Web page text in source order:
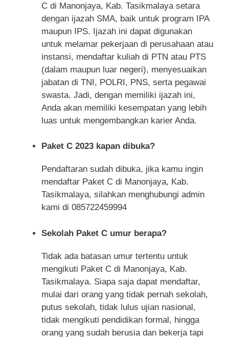
C di Manonjaya, Kab. Tasikmalaya setara
dengan ijazah SMA, baik untuk program IPA
maupun IPS. Ijazah ini dapat digunakan
untuk melamar pekerjaan di perusahaan atau
instansi, mendaftar kuliah di PTN atau PTS
(dalam maupun luar negeri), menyesuaikan
jabatan di TNI, POLRI, PNS, serta pegawai
swasta. Jadi, dengan memiliki ijazah ini,
Anda akan memiliki kesempatan yang lebih
luas untuk mengembangkan karier Anda.
Paket C 2023 kapan dibuka?
Pendaftaran sudah dibuka, jika kamu ingin
mendaftar Paket C di Manonjaya, Kab.
Tasikmalaya, silahkan menghubungi admin
kami di 085722459994
Sekolah Paket C umur berapa?
Tidak ada batasan umur tertentu untuk
mengikuti Paket C di Manonjaya, Kab.
Tasikmalaya. Siapa saja dapat mendaftar,
mulai dari orang yang tidak pernah sekolah,
putus sekolah, tidak lulus ujian nasional,
tidak mengikuti pendidikan formal, hingga
orang yang sudah berusia dan bekerja tapi